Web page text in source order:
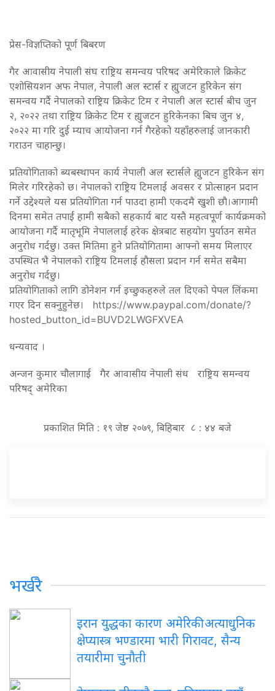
प्रेस-विज्ञप्तिको पूर्ण बिबरण
गैर आवासीय नेपाली संघ राष्ट्रिय समन्वय परिषद अमेरिकाले क्रिकेट
एशोसियशन अफ नेपाल, नेपाली अल स्टार्स र ह्युजटन हुरिकेन संग
समन्वय गर्दै नेपालको राष्ट्रिय क्रिकेट टिम र नेपाली अल स्टार्स बीच जुन
२, २०२२ तथा राष्ट्रिय क्रिकेट टिम र ह्युजटन हुरिकेनका बिच जुन ४,
२०२२ मा गरि दुई म्याच आयोजना गर्न गैरहेको यहाँहरुलाई जानकारी
गराउन चाहान्छु।
प्रतियोगिताको ब्यबस्थापन कार्य नेपाली अल स्टार्सले ह्युजटन हुरिकेन संग
मिलेर गरिरहेको छ। नेपालको राष्ट्रिय टिमलाई अवसर र प्रोत्साहन प्रदान
गर्ने उद्देश्यले यस प्रतियोगिता गर्न पाउदा हामी एकदमै खुशी छौ।आगामी
दिनमा समेत तपाईं हामी सबैको सहकार्य बाट यस्तै महत्वपूर्ण कार्यक्रमको
आयोजना गर्दै मातृभूमि नेपाललाई हरेक क्षेत्रबाट सहयोग पुर्याउन समेत
अनुरोध गर्दछु। उक्त मितिमा हुने प्रतियोगितामा आफ्नो समय मिलाएर
उपस्थित भै नेपालको राष्ट्रिय टिमलाई हौसला प्रदान गर्न समेत सबैमा
अनुरोध गर्दछु।
प्रतियोगिताको लागि डोनेशन गर्न इच्छुकहरुले तल दिएको पेपल लिंकमा
गएर दिन सक्नुहुनेछ। https://www.paypal.com/donate/?
hosted_button_id=BUVD2LWGFXVEA
धन्यवाद ।
अन्जन कुमार चौलागाई गैर आवासीय नेपाली संध राष्ट्रिय समन्वय
परिषद् अमेरिका
प्रकाशित मिति : १९ जेष्ठ २०७९, बिहिबार ८ : ४४ बजे
भर्खरै
इरान युद्धका कारण अमेरिकी अत्याधुनिक
क्षेप्यास्त्र भण्डारमा भारी गिरावट, सैन्य
तयारीमा चुनौती